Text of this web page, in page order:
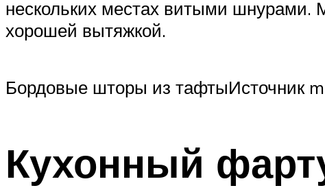
нескольких местах витыми шнурами.
хорошей вытяжкой.
Бордовые шторы из тафтыИсточник
Кухонный